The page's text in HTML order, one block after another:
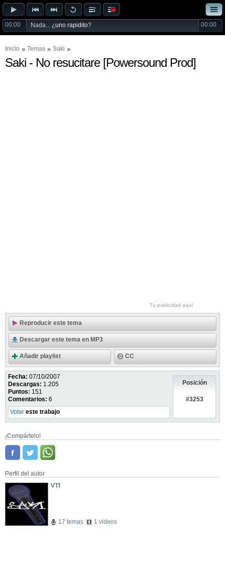
00:00 Nada... ¿uno rapidito? 00:00
Inicio Temas Saki
Saki - No resucitare [Powersound Prod]
Tu publicidad aquí
Reproducir este tema
Descargar este tema en MP3
Añadir playlist CC
Fecha: 07/10/2007
Descargas: 1.205
Puntos: 151
Comentarios: 6
Votar este trabajo
Posición
#3253
¡Compártelo!
Perfil del autor
VTf
17 temas 1 videos